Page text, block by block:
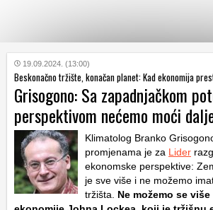
KATEGORIJE
HRVATSKI
WEB
19.09.2024. (13:00)
Beskonačno tržište, konačan planet: Kad ekonomija
Grisogono: Sa zapadnjačkom
perspektivom nećemo moći
Klimatolog Branko
promjenama je za Lider
ekonomske perspektive:
je sve više i ne možemo
tržišta. Ne možemo se